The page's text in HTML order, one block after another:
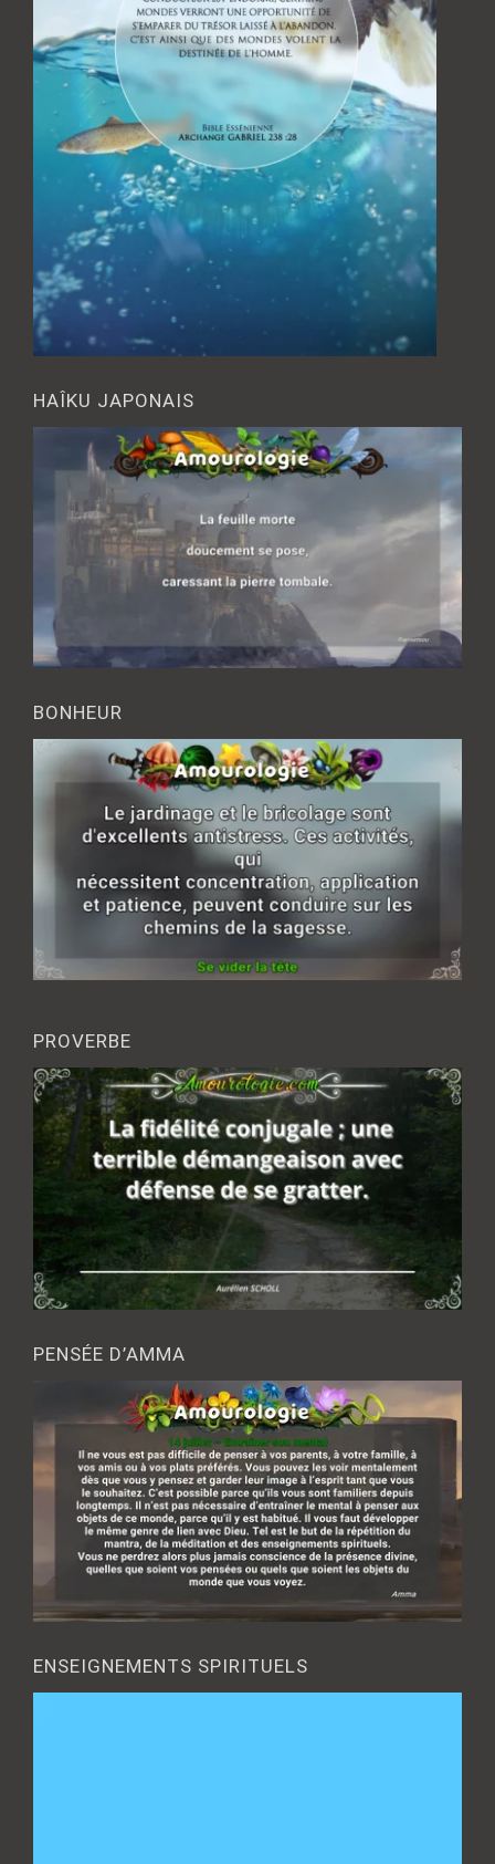
HAÎKU JAPONAIS
BONHEUR
PROVERBE
PENSÉE D’AMMA
ENSEIGNEMENTS SPIRITUELS